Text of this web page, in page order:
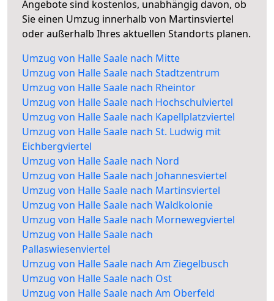
Angebote sind kostenlos, unabhängig davon, ob
Sie einen Umzug innerhalb von Martinsviertel
oder außerhalb Ihres aktuellen Standorts planen.
Umzug von Halle Saale nach Mitte
Umzug von Halle Saale nach Stadtzentrum
Umzug von Halle Saale nach Rheintor
Umzug von Halle Saale nach Hochschulviertel
Umzug von Halle Saale nach Kapellplatzviertel
Umzug von Halle Saale nach St. Ludwig mit
Eichbergviertel
Umzug von Halle Saale nach Nord
Umzug von Halle Saale nach Johannesviertel
Umzug von Halle Saale nach Martinsviertel
Umzug von Halle Saale nach Waldkolonie
Umzug von Halle Saale nach Mornewegviertel
Umzug von Halle Saale nach
Pallaswiesenviertel
Umzug von Halle Saale nach Am Ziegelbusch
Umzug von Halle Saale nach Ost
Umzug von Halle Saale nach Am Oberfeld